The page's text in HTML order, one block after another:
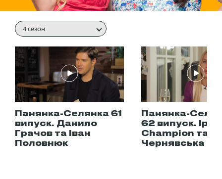
4 сезон
Панянка-Селянка 61
випуск. Данило
Грачов та Іван
Половнюк
Панянка-
62 випуск. Іра
Champion та
Чернявська